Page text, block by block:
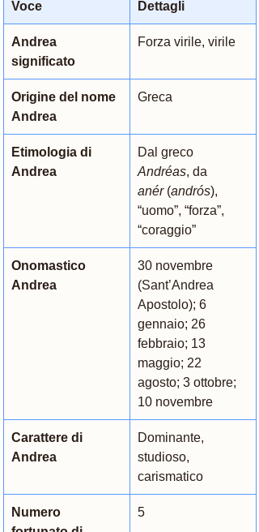
Voce Dettagli
Andrea
significato
Forza virile, virile
Origine del nome
Andrea
Greca
Etimologia di
Andrea
Dal greco
Andréas, da
anér (andrós),
“uomo”, “forza”,
“coraggio”
Onomastico
Andrea
30 novembre
(Sant’Andrea
Apostolo); 6
gennaio; 26
febbraio; 13
maggio; 22
agosto; 3 ottobre;
10 novembre
Carattere di
Andrea
Dominante,
studioso,
carismatico
Numero
5